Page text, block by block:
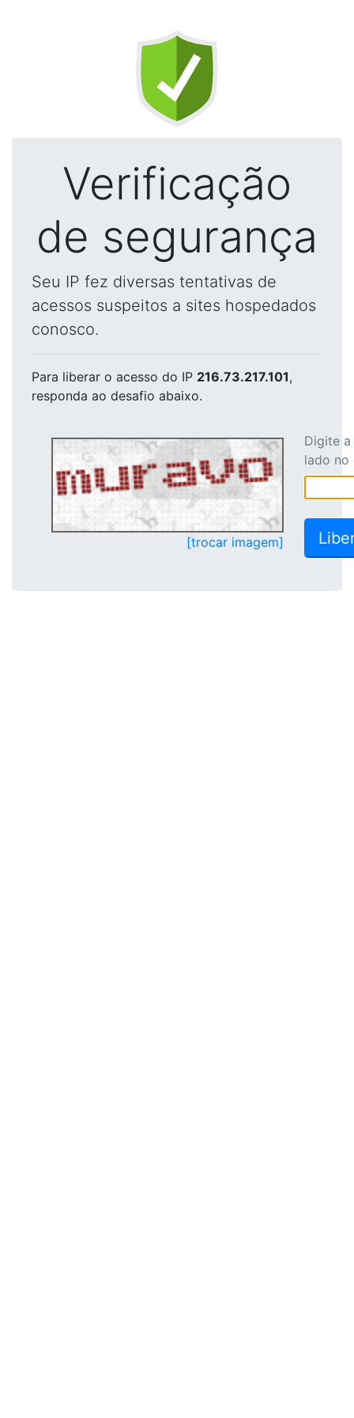
Verificação
de segurança
Seu IP fez diversas tentativas de
acessos suspeitos a sites hospedados
conosco.
Para liberar o acesso do IP 216.73.217.101,
responda ao desafio abaixo.
[trocar imagem]
Digite
lado no